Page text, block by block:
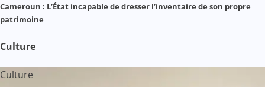
Cameroun : L’État incapable de dresser l’inventaire de son propre
patrimoine
Culture
Culture